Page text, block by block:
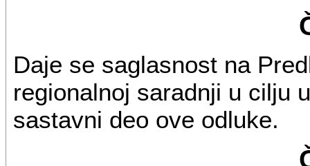
Daje se saglasnost na
regionalnoj saradnji u cilju
sastavni deo ove odluke.